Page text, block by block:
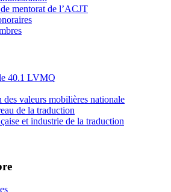
mentorat de l’ACJT
40.1 LVMQ
des valeurs mobilières nationale
de la traduction
et industrie de la traduction